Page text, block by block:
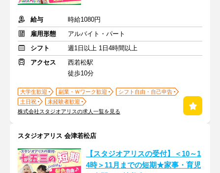
給与
時給1080円
雇用形態
アルバイト・パート
シフト
週1日以上 1日4時間以上
アクセス
西若松駅
徒歩10分
大学生歓迎 副業・Ｗワーク歓迎
シフト自由・自己申告
土日祝
未経験者歓迎
株式会社スタジオアリスの求人一覧を見る
スタジオアリス 会津若松店
【スタジオアリスの受付】＜10～1
4時＞11月までの短期★家事・育児